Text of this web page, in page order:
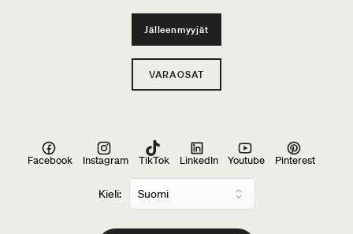
Jälleenmyyjät
VARAOSAT
Kieli:
Facebook Instagram TikTok LinkedIn Youtube Pinterest